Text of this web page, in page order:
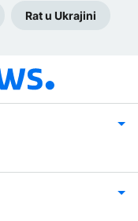
Rat u Ukrajini